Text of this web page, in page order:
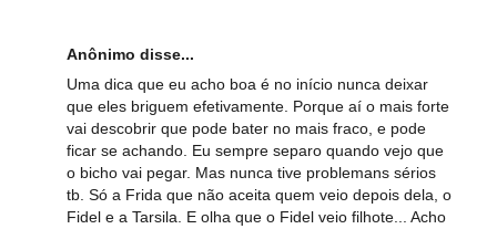
Anônimo disse...
Uma dica que eu acho boa é no início nunca deixar
que eles briguem efetivamente. Porque aí o mais forte
vai descobrir que pode bater no mais fraco, e pode
ficar se achando. Eu sempre separo quando vejo que
o bicho vai pegar. Mas nunca tive problemans sérios
tb. Só a Frida que não aceita quem veio depois dela, o
Fidel e a Tarsila. E olha que o Fidel veio filhote... Acho